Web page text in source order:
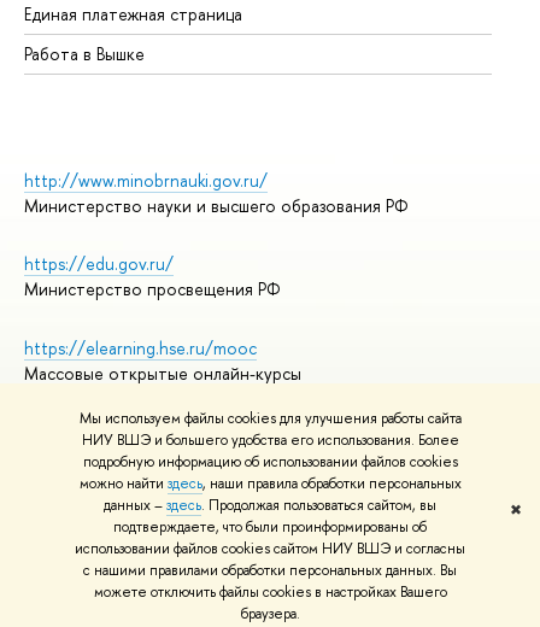
Мы используем файлы cookies для улучшения работы сайта
НИУ ВШЭ и большего удобства его использования. Более
подробную информацию об использовании файлов cookies
можно найти здесь, наши правила обработки персональных
данных –здесь. Продолжая пользоваться сайтом, вы
подтверждаете, что были проинформированы об
использовании файлов cookies сайтом НИУ ВШЭ и согласны
с нашими правилами обработки персональных данных. Вы
можете отключить файлы cookies в настройках Вашего
браузера.
✖
Единая платежная страница
Работа в Вышке
http://www.minobrnauki.gov.ru/
Министерство науки и высшего образования РФ
https://edu.gov.ru/
Министерство просвещения РФ
https://elearning.hse.ru/mooc
Массовые открытые онлайн-курсы
© НИУ ВШЭ 1993–2026
Адреса и контакты
Условия использования материалов
Политика конфиденциальности
Правила применения рекомендательных технологий в НИУ ВШЭ
Карта сайта